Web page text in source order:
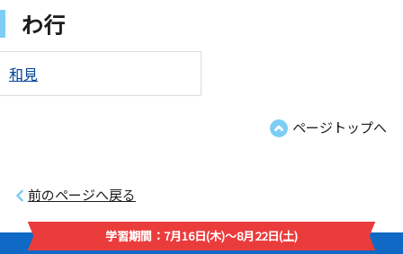
わ行
和見
ページトップへ
前のページへ戻る
学習期間：7月16日(木)～8月22日(土)